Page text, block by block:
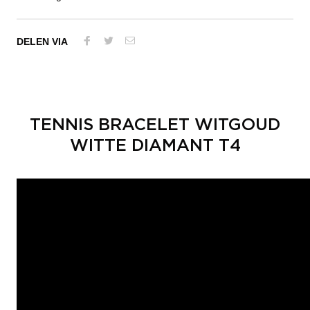
DELEN VIA
TENNIS BRACELET WITGOUD
WITTE DIAMANT T4